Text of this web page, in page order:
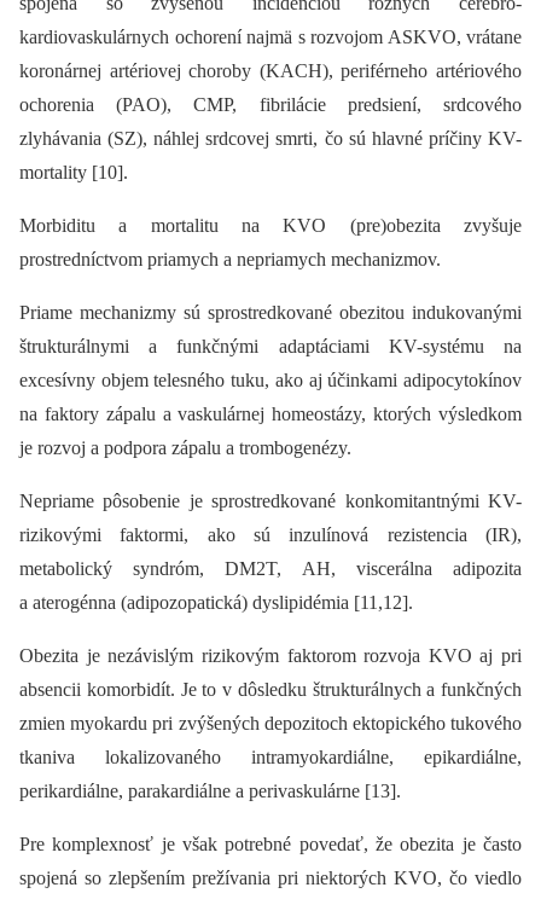
kardiovaskulárnych ochorení najmä s rozvojom ASKVO, vrátane
koronárnej artériovej choroby (KACH), periférneho artériového
ochorenia (PAO), CMP, fibrilácie predsiení, srdcového
zlyhávania (SZ), náhlej srdcovej smrti, čo sú hlavné príčiny KV-
mortality [10].
Morbiditu a mortalitu na KVO (pre)obezita zvyšuje
prostredníctvom priamych a nepriamych mechanizmov.
Priame mechanizmy sú sprostredkované obezitou indukovanými
štrukturálnymi a funkčnými adaptáciami KV-systému na
excesívny objem telesného tuku, ako aj účinkami adipocytokínov
na faktory zápalu a vaskulárnej homeostázy, ktorých výsledkom
je rozvoj a podpora zápalu a trombogenézy.
Nepriame pôsobenie je sprostredkované konkomitantnými KV-
rizikovými faktormi, ako sú inzulínová rezistencia (IR),
metabolický syndróm, DM2T, AH, viscerálna adipozita
a aterogénna (adipozopatická) dyslipidémia [11,12].
Obezita je nezávislým rizikovým faktorom rozvoja KVO aj pri
absencii komorbidít. Je to v dôsledku štrukturálnych a funkčných
zmien myokardu pri zvýšených depozitoch ektopického tukového
tkaniva lokalizovaného intramyokardiálne, epikardiálne,
perikardiálne, parakardiálne a perivaskulárne [13].
Pre komplexnosť je však potrebné povedať, že obezita je často
spojená so zlepšením prežívania pri niektorých KVO, čo viedlo